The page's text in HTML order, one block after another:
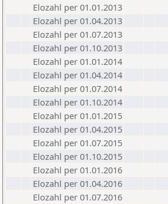
Elozahl per 01.01.2013
Elozahl per 01.04.2013
Elozahl per 01.07.2013
Elozahl per 01.10.2013
Elozahl per 01.01.2014
Elozahl per 01.04.2014
Elozahl per 01.07.2014
Elozahl per 01.10.2014
Elozahl per 01.01.2015
Elozahl per 01.04.2015
Elozahl per 01.07.2015
Elozahl per 01.10.2015
Elozahl per 01.01.2016
Elozahl per 01.04.2016
Elozahl per 01.07.2016